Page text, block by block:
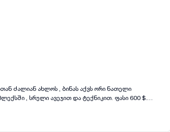
ძალიან ახლოს , ბინას აქვს ორი ნათელი
, სრული ავეჯით და ტექნიკით. ფასი 600 $.